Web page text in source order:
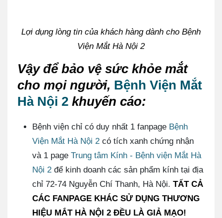
Lợi dụng lòng tin của khách hàng dành cho Bệnh
Viện Mắt Hà Nội 2
Vậy để bảo vệ sức khỏe mắt
cho mọi người, Bệnh Viện Mắt
Hà Nội 2 khuyến cáo:
Bệnh viện chỉ có duy nhất 1 fanpage Bệnh
Viện Mắt Hà Nội 2 có tích xanh chứng nhận
và 1 page Trung tâm Kính - Bệnh viện Mắt Hà
Nội 2 để kinh doanh các sản phẩm kính tại địa
chỉ 72-74 Nguyễn Chí Thanh, Hà Nội. TẤT CẢ
CÁC FANPAGE KHÁC SỬ DỤNG THƯƠNG
HIỆU MẮT HÀ NỘI 2 ĐỀU LÀ GIẢ MẠO!